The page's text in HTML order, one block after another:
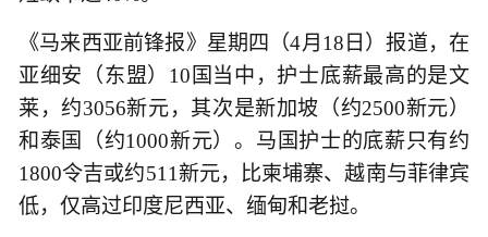
《马来西亚前锋报》星期四（4月18日）报道，在
亚细安（东盟）10国当中，护士底薪最高的是文
莱，约3056新元，其次是新加坡（约2500新元）
和泰国（约1000新元）。马国护士的底薪只有约
1800令吉或约511新元，比柬埔寨、越南与菲律宾
低，仅高过印度尼西亚、缅甸和老挝。